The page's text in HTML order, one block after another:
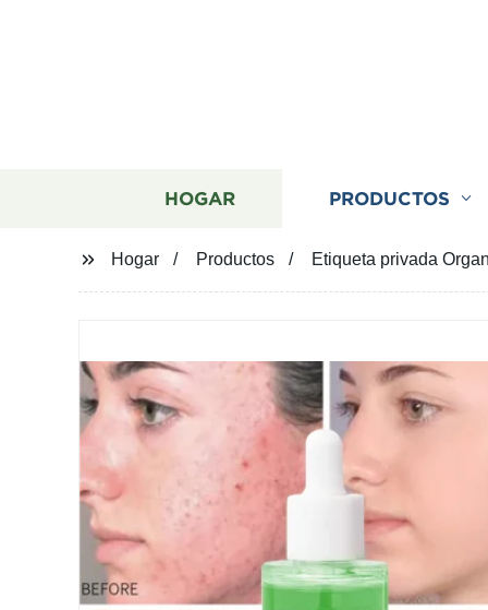
HOGAR PRODUCTOS
Hogar Productos Etiqueta privada